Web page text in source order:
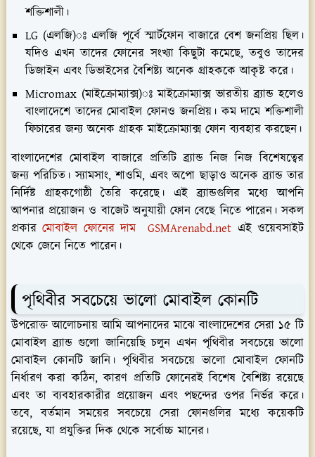
শক্তিশালী।
LG (এলজি)ঃ এলজি পূর্বে স্মার্টফোন বাজারে বেশ জনপ্রিয় ছিল।
যদিও এখন তাদের ফোনের সংখ্যা কিছুটা কমেছে, তবুও তাদের
ডিজাইন এবং ডিভাইসের বৈশিষ্ট্য অনেক গ্রাহককে আকৃষ্ট করে।
Micromax (মাইক্রোম্যাক্স)ঃ মাইক্রোম্যাক্স ভারতীয় ব্র্যান্ড হলেও
বাংলাদেশে তাদের মোবাইল ফোনও জনপ্রিয়। কম দামে শক্তিশালী
ফিচারের জন্য অনেক গ্রাহক মাইক্রোম্যাক্স ফোন ব্যবহার করছেন।
বাংলাদেশের মোবাইল বাজারে প্রতিটি ব্র্যান্ড নিজ নিজ বিশেষত্বের
জন্য পরিচিত। স্যামসাং, শাওমি, এবং অপো ছাড়াও অনেক ব্র্যান্ড তার
নির্দিষ্ট গ্রাহকগোষ্ঠী তৈরি করেছে। এই ব্র্যান্ডগুলির মধ্যে আপনি
আপনার প্রয়োজন ও বাজেট অনুযায়ী ফোন বেছে নিতে পারেন। সকল
প্রকারমোবাইল ফোনের দাম GSMArenabd.net এই ওয়েবসাইট
থেকে জেনে নিতে পারেন।
পৃথিবীর সবচেয়ে ভালো মোবাইল কোনটি
উপরোক্ত আলোচনায় আমি আপনাদের মাঝে বাংলাদেশের সেরা ১৫ টি
মোবাইল ব্র্যান্ড গুলো জানিয়েছি চলুন এখন পৃথিবীর সবচেয়ে ভালো
মোবাইল কোনটি জানি। পৃথিবীর সবচেয়ে ভালো মোবাইল ফোনটি
নির্ধারণ করা কঠিন, কারণ প্রতিটি ফোনেরই বিশেষ বৈশিষ্ট্য রয়েছে
এবং তা ব্যবহারকারীর প্রয়োজন এবং পছন্দের ওপর নির্ভর করে।
তবে, বর্তমান সময়ের সবচেয়ে সেরা ফোনগুলির মধ্যে কয়েকটি
রয়েছে, যা প্রযুক্তির দিক থেকে সর্বোচ্চ মানের।